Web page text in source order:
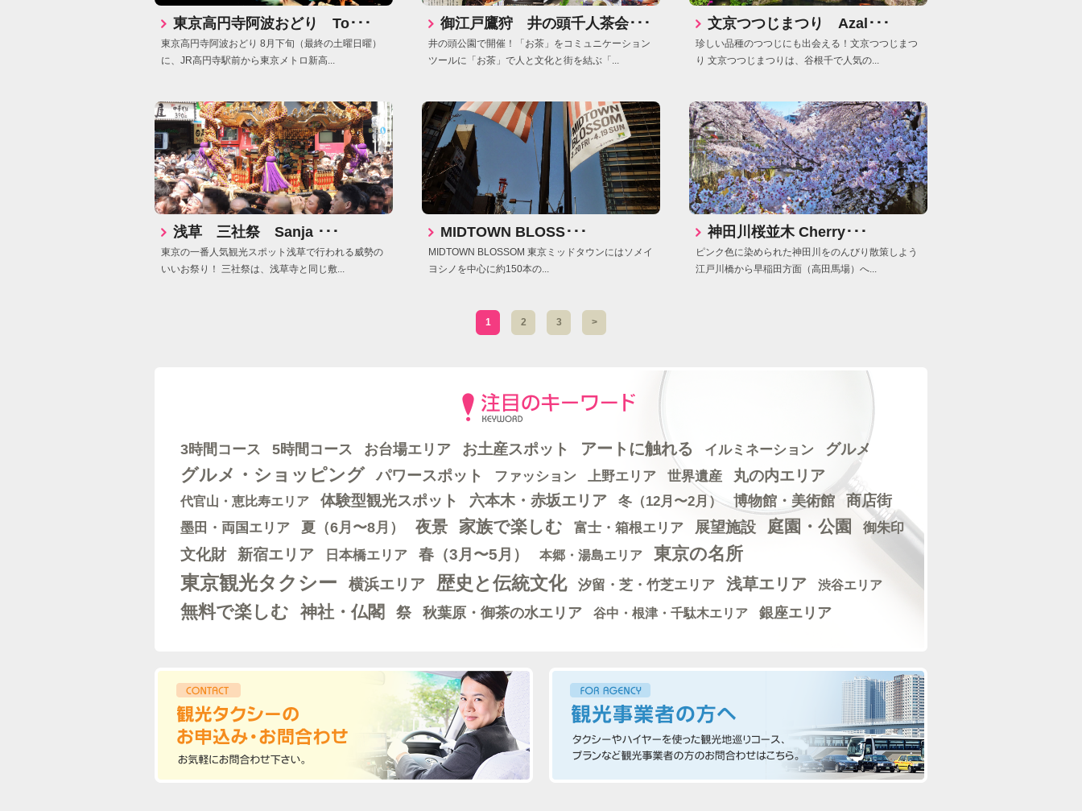
東京高円寺阿波おどり To･･･
東京高円寺阿波おどり 8月下旬（最終の土曜日曜）
に、JR高円寺駅前から東京メトロ新高...
御江戸鷹狩 井の頭千人茶会･･･
井の頭公園で開催！「お茶」をコミュニケーション
ツールに「お茶」で人と文化と街を結ぶ「...
文京つつじまつり Azal･･･
珍しい品種のつつじにも出会える！文京つつじまつ
り 文京つつじまつりは、谷根千で人気の...
浅草 三社祭 Sanja ･･･
東京の一番人気観光スポット浅草で行われる威勢の
いいお祭り！ 三社祭は、浅草寺と同じ敷...
MIDTOWN BLOSS･･･
MIDTOWN BLOSSOM 東京ミッドタウンにはソメイ
ヨシノを中心に約150本の...
神田川桜並木 Cherry･･･
ピンク色に染められた神田川をのんびり散策しよう
江戸川橋から早稲田方面（高田馬場）へ...
1 2 3 >
3時間コース 5時間コース お台場エリア お土産スポット アートに触れる イルミネーション グルメ
グルメ・ショッピング パワースポット ファッション 上野エリア 世界遺産 丸の内エリア
代官山・恵比寿エリア 体験型観光スポット 六本木・赤坂エリア 冬（12月〜2月） 博物館・美術館 商店街
墨田・両国エリア 夏（6月〜8月） 夜景 家族で楽しむ 富士・箱根エリア 展望施設 庭園・公園 御朱印
文化財 新宿エリア 日本橋エリア 春（3月〜5月） 本郷・湯島エリア 東京の名所
東京観光タクシー 横浜エリア 歴史と伝統文化 汐留・芝・竹芝エリア 浅草エリア 渋谷エリア
無料で楽しむ 神社・仏閣 祭 秋葉原・御茶の水エリア 谷中・根津・千駄木エリア 銀座エリア